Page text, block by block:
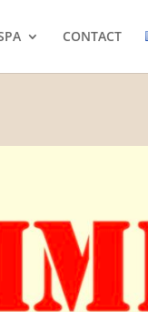
CONTACT